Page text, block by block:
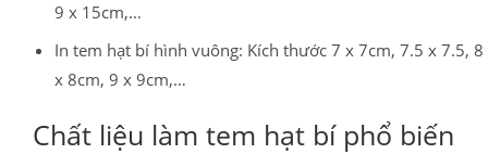
9 x 15cm,…
In tem hạt bí hình vuông: Kích thước 7 x 7cm, 7.5 x 7.5, 8
x 8cm, 9 x 9cm,…
Chất liệu làm tem hạt bí phổ biến